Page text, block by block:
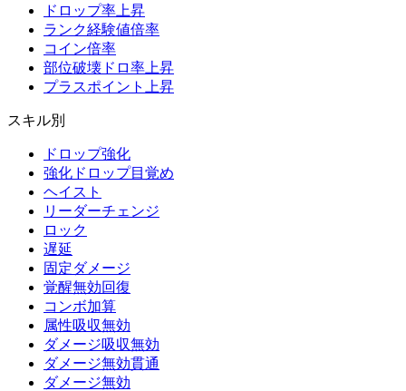
ドロップ率上昇
ランク経験値倍率
コイン倍率
部位破壊ドロ率上昇
プラスポイント上昇
スキル別
ドロップ強化
強化ドロップ目覚め
ヘイスト
リーダーチェンジ
ロック
遅延
固定ダメージ
覚醒無効回復
コンボ加算
属性吸収無効
ダメージ吸収無効
ダメージ無効貫通
ダメージ無効